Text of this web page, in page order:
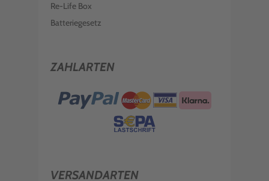
Re-Life Box
Batteriegesetz
ZAHLARTEN
VERSANDARTEN